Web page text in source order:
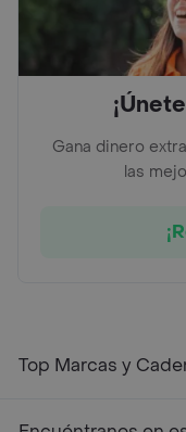
Gana dinero
las
Top Marcas y